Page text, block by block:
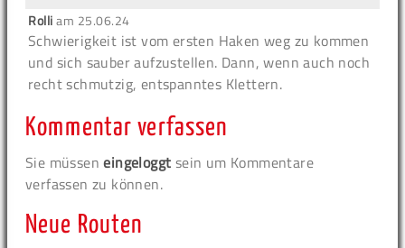
Rolliam 25.06.24
Schwierigkeit ist vom ersten Haken weg zu kommen
und sich sauber aufzustellen. Dann, wenn auch noch
recht schmutzig, entspanntes Klettern.
Kommentar verfassen
Sie müsseneingeloggt sein um Kommentare
verfassen zu können.
Neue Routen